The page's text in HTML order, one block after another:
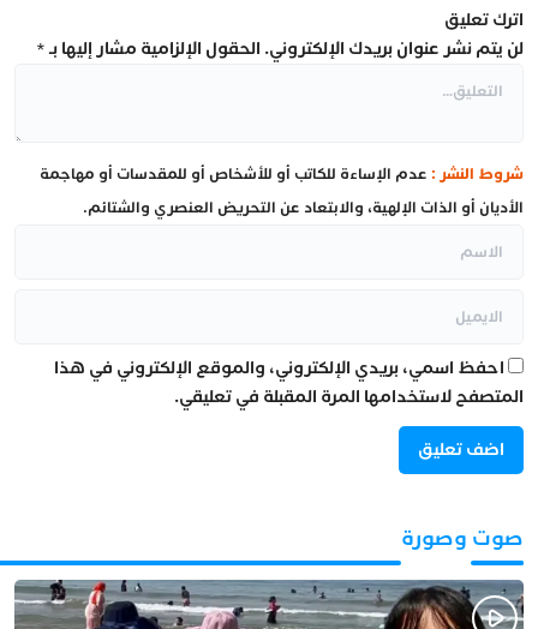
اترك تعليق
لن يتم نشر عنوان بريدك الإلكتروني. الحقول الإلزامية مشار إليها بـ*
شروط النشر : عدم الإساءة للكاتب أو للأشخاص أو للمقدسات أو مهاجمة
الأديان أو الذات الإلهية، والابتعاد عن التحريض العنصري والشتائم.
احفظ اسمي، بريدي الإلكتروني، والموقع الإلكتروني في هذا
المتصفح لاستخدامها المرة المقبلة في تعليقي.
صوت وصورة